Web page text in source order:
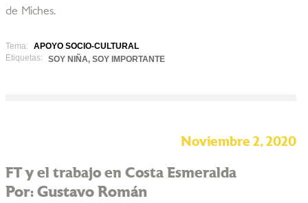
de Miches.
Tema:
APOYO SOCIO-CULTURAL
Etiquetas:
SOY NIÑA, SOY IMPORTANTE
Noviembre 2, 2020
FT y el trabajo en Costa Esmeralda
Por: Gustavo Román